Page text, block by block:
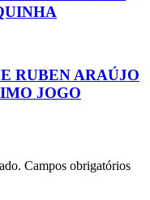
RUBEN ARAÚJO
JOGO
Campos obrigatórios